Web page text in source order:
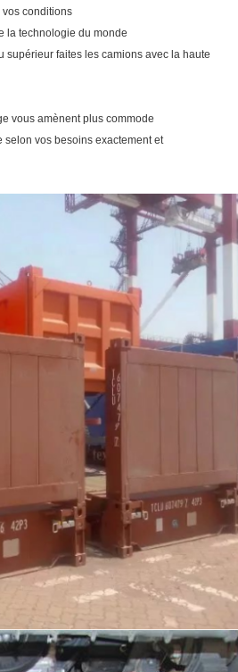
conditions
la technologie du monde
faites les camions avec la haute
vous amènent plus commode
vos besoins exactement et